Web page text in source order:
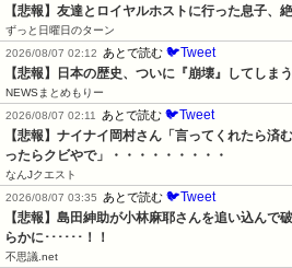
【悲報】友達とロイヤルホストに行った息子、
ずっと日曜日のターン
2026/08/07 02:12
あとで読む 🐦Tweet
【悲報】日本の歴史、ついに『崩壊』してしま
NEWSまとめもりー
2026/08/07 02:11
あとで読む 🐦Tweet
【悲報】ナイナイ岡村さん「言ってくれたら済
ったらクビやで」・・・・・・・・・
なんJクエスト
2026/08/07 03:35
あとで読む 🐦Tweet
【悲報】島田紳助が小林麻耶さんを追い込んで
らかに･･････！！
不思議.net